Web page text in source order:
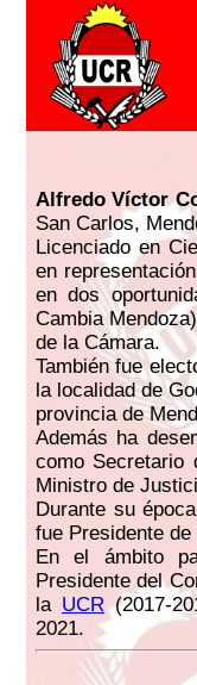
Alfredo Víctor
San Carlos,
Licenciado en
en
en dos
Cambia
de la Cámara.
También fue
la localidad de
provincia de
Además ha
como Secretario
Ministro de
Durante su
fue Presidente
En el ámbito
Presidente del
la UCR (2017-
2021.